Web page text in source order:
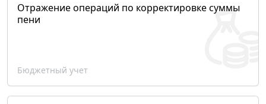
Отражение операций по корректировке суммы
пени
Бюджетный учет